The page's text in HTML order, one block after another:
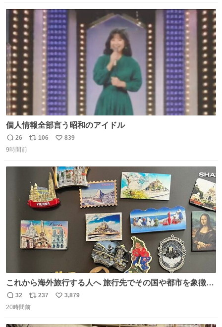
は乾燥パスタに負けます。豆腐くらいやわやわです。
数
個人情報全部言う昭和のアイドル
返
信
26
リ
数
106
い
数
839
9時間前
これから海外旅行する人へ 旅行先でその国や都市を象徴す
る マグネットを買って欲しい。 僕は交換留学してた1年間
で20カ国回ったけど、旅行先で必ずマグネットを買い、今
返
信
32
リ
ポ
237
い
3,879
20時間前